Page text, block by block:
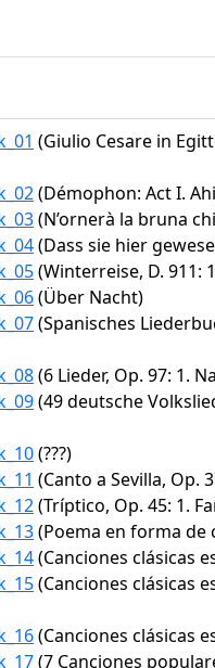
(Giulio Cesare in
(Démophon: Act I.
(N’ornerà la bruna
(Dass sie hier
(Winterreise, D. 911:
(Über Nacht)
(Spanisches
(6 Lieder, Op. 97: 1.
(49 deutsche
(???)
(Canto a Sevilla, Op.
(Tríptico, Op. 45: 1.
(Poema en forma de
(Canciones clásicas
(Canciones clásicas
(Canciones clásicas
(7 Canciones